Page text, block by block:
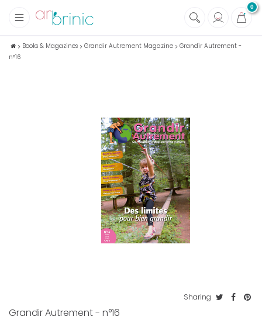
0
+
Fabrics
Notions
Books & Magazines
Books & Magazines Grandir Autrement Magazine
Grandir Autrement -
n°16
Sharing
Grandir Autrement - n°16